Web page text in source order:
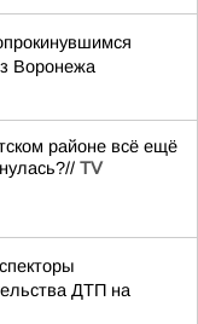
Воронежа
районе всё ещё
TV
ДТП на